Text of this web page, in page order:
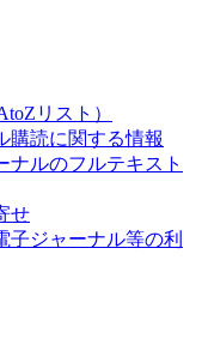
リスト）
購読に関する情報
ナルのフルテキスト
せ
子ジャーナル等の利